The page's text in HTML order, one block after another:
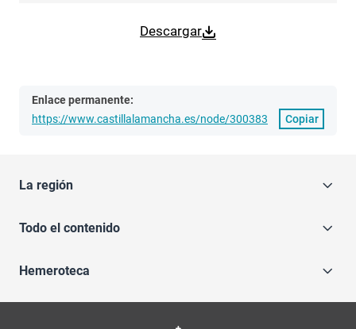
Descargar
Enlace permanente:
https://www.castillalamancha.es/node/300383
Copiar
La región
Todo el contenido
Hemeroteca